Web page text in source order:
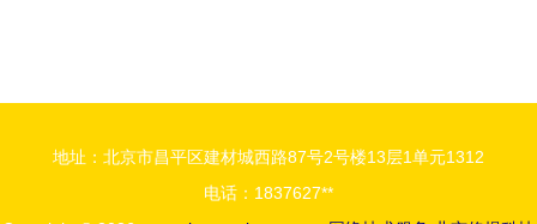
术创新驱动
地址：北京市昌平区建材城西路87号2号楼13层1单元1312
电话：1837627**